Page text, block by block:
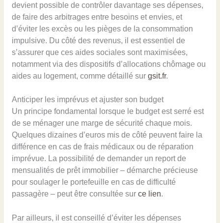
devient possible de contrôler davantage ses dépenses,
de faire des arbitrages entre besoins et envies, et
d’éviter les excès ou les pièges de la consommation
impulsive. Du côté des revenus, il est essentiel de
s’assurer que ces aides sociales sont maximisées,
notamment via des dispositifs d’allocations chômage ou
aides au logement, comme détaillé sur gsit.fr.
Anticiper les imprévus et ajuster son budget
Un principe fondamental lorsque le budget est serré est
de se ménager une marge de sécurité chaque mois.
Quelques dizaines d’euros mis de côté peuvent faire la
différence en cas de frais médicaux ou de réparation
imprévue. La possibilité de demander un report de
mensualités de prêt immobilier – démarche précieuse
pour soulager le portefeuille en cas de difficulté
passagère – peut être consultée sur ce lien.
Par ailleurs, il est conseillé d’éviter les dépenses